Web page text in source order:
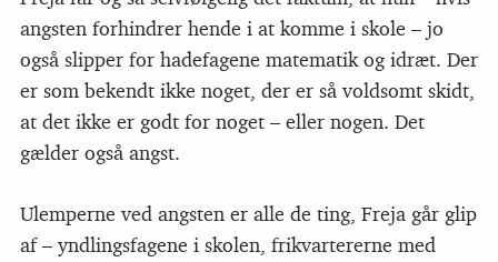
angsten forhindrer hende i at komme i skole – jo
også slipper for hadefagene matematik og idræt. Der
er som bekendt ikke noget, der er så voldsomt skidt,
at det ikke er godt for noget – eller nogen. Det
gælder også angst.
Ulemperne ved angsten er alle de ting, Freja går glip
af – yndlingsfagene i skolen, frikvartererne med